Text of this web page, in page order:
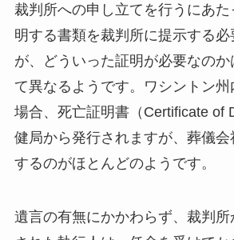
裁判所への申し立てを行うにあ
明する書類を裁判所に提示する
が、どういった証明が必要なの
て異なるようです。ワシントン
場合、死亡証明書（Certificate of
健局から発行されますが、葬儀
するのがほとんどのようです。
遺言の有無にかかわらず、裁判